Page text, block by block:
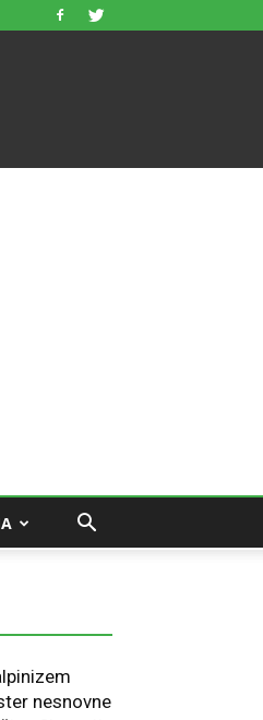
nesnovne